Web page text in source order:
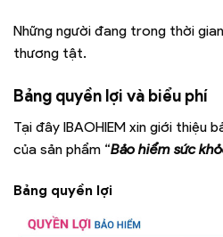
Những người đang trong thời
thương tật.
Bảng quyền lợi và biểu phí
Tại đây IBAOHIEM xin giới thiệu
của sản phẩm “Bảo hiểm sức
Bảng quyền lợi